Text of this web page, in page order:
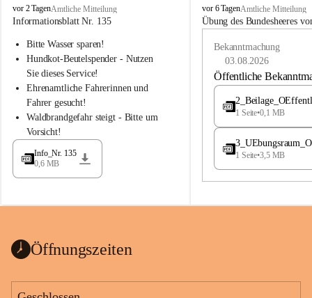
B
u
h
a
d
l
a
vor 2 TagenAmtliche Mitteilung
Informationsblatt Nr. 135
Bitte Wasser sparen!
Hundkot-Beutelspender - Nutzen
Sie dieses Service!
Ehrenamtliche Fahrerinnen und
Fahrer gesucht!
Waldbrandgefahr steigt - Bitte um
Vorsicht!
Info_Nr. 135
0,6 MB
B
u
e
a
vor 6 TagenAmtliche Mitteilung
Übung des Bundesheeres
Bekanntmachung
03.08.2026
Öffentliche
1 Seite•0,1 MB
1 Seite•3,5 MB
Öffnungszeiten